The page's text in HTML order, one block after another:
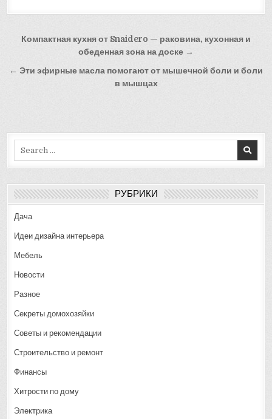
Навигация
записям
Компактная кухня от Snaidero — раковина, кухонная и
обеденная зона на доске →
← Эти эфирные масла помогают от мышечной боли и боли
в мышцах
РУБРИКИ
Дача
Идеи дизайна интерьера
Мебель
Новости
Разное
Секреты домохозяйки
Советы и рекомендации
Строительство и ремонт
Финансы
Хитрости по дому
Электрика